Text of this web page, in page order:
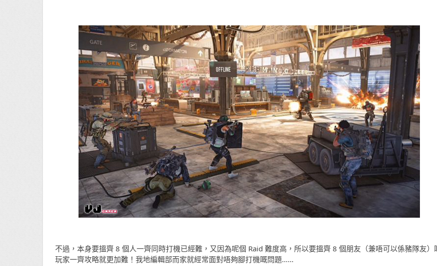
不過，本身要搵齊 8 個人一齊同時打機已經難，又因為呢個 Raid 難度高，所以要搵齊 8 個朋友（兼唔可以係豬隊友）
玩家一齊攻略就更加難！我地編輯部而家就經常面對唔夠腳打機嘅問題……